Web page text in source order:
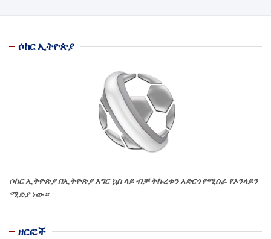
ሶከር ኢትዮጵያ
ሶከር ኢትዮጵያ በኢትዮጵያ እግር ኳስ ላይ ብቻ ትኩረቱን አድርጎ የሚሰራ የኦንላይን
ሚድያ ነው።
ዘርፎች